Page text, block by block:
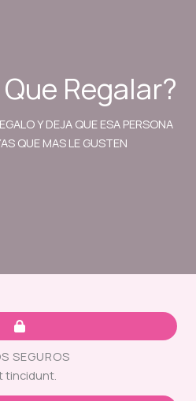
Regalar?
Y DEJA QUE ESA PERSONA
QUE MAS LE GUSTEN
SEGUROS
tincidunt.